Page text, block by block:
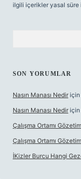
ilgili içerikler yasal süre
SON YORUMLAR
Nasın Manası Nedir için
Nasın Manası Nedir için
Çalışma Ortamı
Çalışma Ortamı
İKizler Burcu Hangi